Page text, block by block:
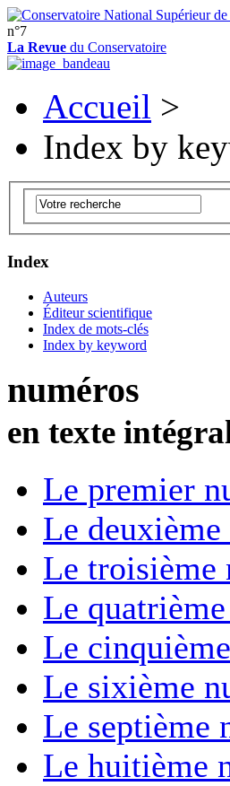
n°7
La Revue du Conservatoire
Accueil >
Index by
Index
Auteurs
Éditeur scientifique
Index de mots-clés
Index by keyword
numéros
en texte
Le premier
Le
Le troisième
Le
Le
Le sixième
Le septième
Le huitième